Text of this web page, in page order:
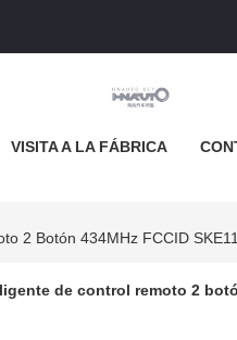
VISITA A LA FÁBRICA
2 Botón 434MHz FCCID
de control remoto 2